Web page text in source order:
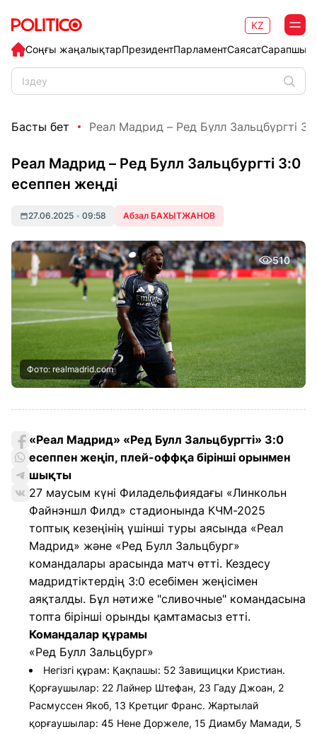
Соңғы жаңалықтарПрезидентПарламентСаясат
KZ
Басты бет Реал Мадрид – Ред Булл Зальцбургті
Реал Мадрид – Ред Булл Зальцбургті 3:0
есеппен жеңді
27.06.2025 • 09:58 Абзал БАХЫТЖАНОВ
510
Фото: realmadrid.com
«Реал Мадрид» «Ред Булл Зальцбургті» 3:0
есеппен жеңіп, плей-оффқа бірінші орынмен
шықты
27 маусым күні Филадельфиядағы «Линкольн
Файнэншл Филд» стадионында КЧМ-2025
топтық кезеңінің үшінші туры аясында «Реал
Мадрид» және «Ред Булл Зальцбург»
командалары арасында матч өтті. Кездесу
мадридтіктердің 3:0 есебімен жеңісімен
аяқталды. Бұл нәтиже "сливочные" командасына
топта бірінші орынды қамтамасыз етті.
Командалар құрамы
«Ред Булл Зальцбург»
Негізгі құрам: Қақпашы: 52 Завищицки Кристиан.
Қорғаушылар: 22 Лайнер Штефан, 23 Гаду Джоан, 2
Расмуссен Якоб, 13 Кретциг Франс. Жартылай
қорғаушылар: 45 Нене Доржеле, 15 Диамбу Мамади, 5